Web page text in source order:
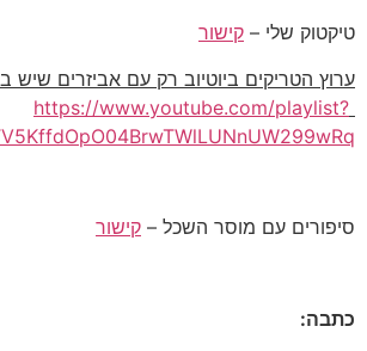
טיקטוק שלי – קישור
ערוץ הטריקים ביוטיוב רק עם אביזרים שיש
https://www.youtube.com/playlist?
סיפורים עם מוסר השכל – קישור
כתבה: